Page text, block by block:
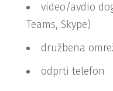
video/avdio
Teams, Skype)
družbena
odprti telefon